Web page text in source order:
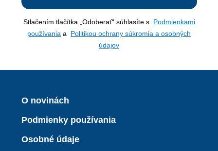
Stlačením tlačítka „Odoberať“ súhlasíte s Podmienkami
používania a Politikou ochrany súkromia a osobných
údajov
O novinách
Podmienky používania
Osobné údaje